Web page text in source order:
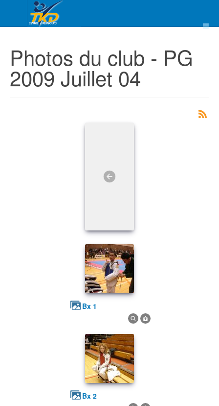
Photos du club - PG
2009 Juillet 04
bx 1
bx 2